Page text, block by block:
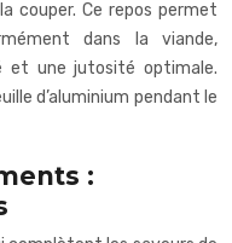
couper. Ce repos permet
dans la viande,
et une jutosité optimale.
d’aluminium pendant le
: